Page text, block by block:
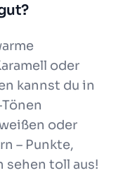
oder
kannst du in
oder
– Punkte,
sehen toll aus!